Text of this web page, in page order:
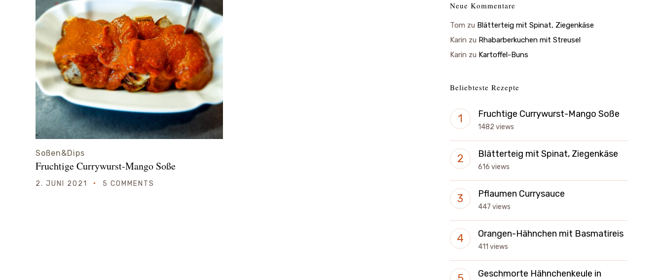
Soßen&Dips
Fruchtige Currywurst-Mango Soße
2. JUNI 2021 5 COMMENTS
Neue Kommentare
Tom zu Blätterteig mit Spinat, Ziegenkäse
Karin zu Rhabarberkuchen mit Streusel
Karin zu Kartoffel-Buns
Beliebteste Rezepte
Fruchtige Currywurst-Mango Soße
1482 views
Blätterteig mit Spinat, Ziegenkäse
616 views
Pflaumen Currysauce
447 views
Orangen-Hähnchen mit Basmatireis
411 views
Geschmorte Hähnchenkeule in